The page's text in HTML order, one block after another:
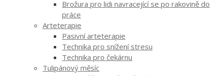
Brožura pro lidi navracející se po rakovině do
práce
Arteterapie
Pasivní arteterapie
Technika pro snížení stresu
Technika pro čekárnu
Tulipánový měsíc